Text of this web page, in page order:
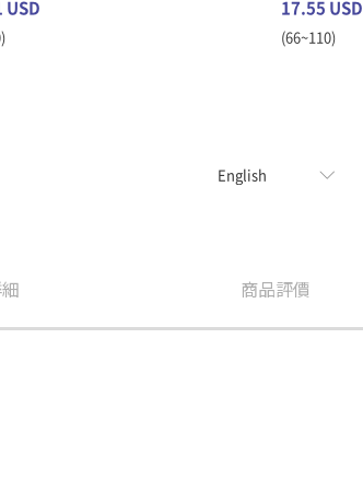
17.55 USD
(66~110)
商品評價